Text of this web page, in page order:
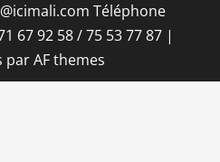
Téléphone
67 92 58 / 75 53 77 87 |
par AF themes